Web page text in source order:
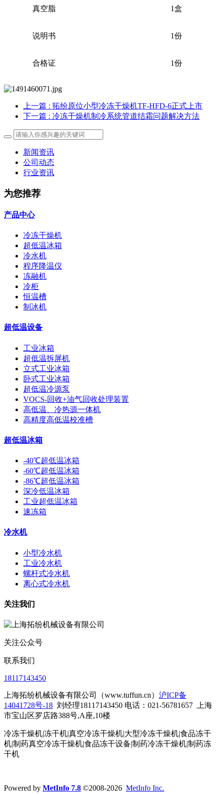
真空脂 1盒
说明书 1份
合格证 1份
上一篇 : 拓纷原位小型冷冻干燥机TF-HFD-6正式上市
下一篇 : 冷冻干燥机制冷系统管道结霜问题解决方法
新闻资讯
公司动态
行业资讯
为您推荐
产品中心
冷冻干燥机
超低温冰箱
冷水机
程序降温仪
冻融机
冷柜
恒温槽
制冰机
超低温设备
工业冰箱
超低温拆屏机
立式工业冰箱
卧式工业冰箱
超低温冷源泵
VOCS-回收+油气回收处理装置
高低温、冷热源一体机
高精度高低温校准槽
超低温冰箱
-40℃超低温冰箱
-60℃超低温冰箱
-86℃超低温冰箱
深冷低温冰箱
工业超低温冰箱
速冻箱
冷水机
小型冷水机
工业冷水机
螺杆式冷水机
离心式冷水机
关注我们
关注公众号
联系我们
18117143450
上海拓纷机械设备有限公司（www.tuffun.cn） 沪ICP备
14041728号-18 刘经理18117143450 电话：021-56781657
上海
市宝山区罗店路388号,A座,10楼
冷冻干燥机|冻干机|真空冷冻干燥机|大型冷冻干燥机|食品冻干
机|制药真空冷冻干燥机|食品冻干设备|制药冷冻干燥机|制药冻
干机
Powered by MetInfo 7.8 ©2008-2026 MetInfo Inc.